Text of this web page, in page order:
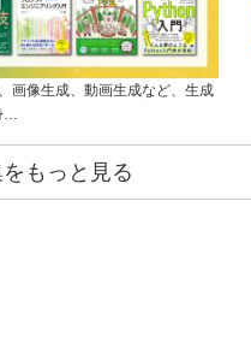
画像生成、動画生成など、生成
…
もっと見る